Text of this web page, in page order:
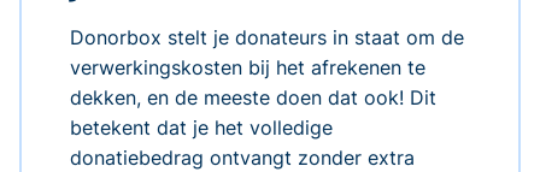
Donorbox stelt je donateurs in staat om de
verwerkingskosten bij het afrekenen te
dekken, en de meeste doen dat ook! Dit
betekent dat je het volledige
donatiebedrag ontvangt zonder extra